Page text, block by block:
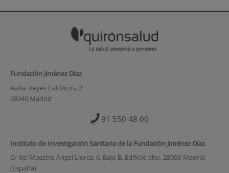
Fundación Jiménez Díaz
Avda. Reyes Católicos, 2
28040 Madrid
91 550 48 00
Instituto de Investigación Sanitaria de la Fundación Jiménez Díaz
C/ del Maestro Ángel Llorca, 6. Bajo B. Edificio alto. 28003-Madrid
(España)